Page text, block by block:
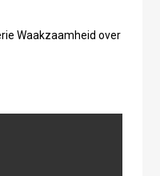
Waakzaamheid over